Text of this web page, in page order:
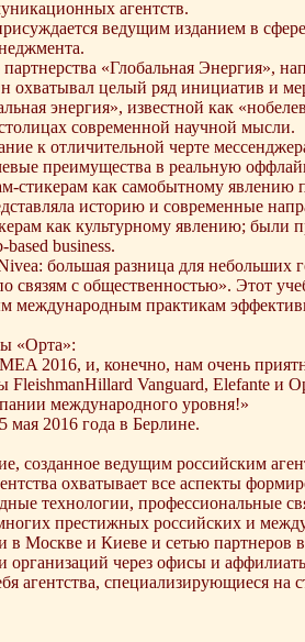
агентств.
ведущим изданием в
«Глобальная Энергия»,
целый ряд инициатив и
энергия», известной как
современной научной мысли.
к отличительной черте
преимущества в реальную
стикерам как самобытному явлению
историю и современные
как культурному явлению; были
business.
большая разница для небольших
связям с общественностью». Этот
международным практикам
«Орта»:
2016, и, конечно, нам очень
Vanguard, Elefante и
международного уровня!»
2016 года в Берлине.
созданное ведущим российским
охватывает все аспекты
технологии, профессиональные
престижных российских и
Москве и Киеве и сетью партнеров
через офисы и
специализирующиеся на